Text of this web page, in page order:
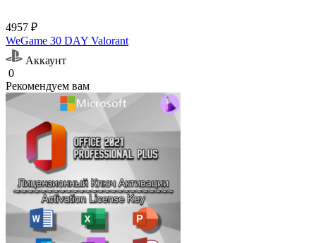
4957 ₽
WeGame 30 DAY Valorant
Аккаунт
0
Рекомендуем вам